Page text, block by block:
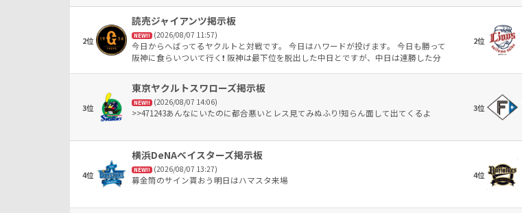
2位
読売ジャイアンツ掲示板
NEW!! (2026/08/07 11:57)
今日からへばってるヤクルトと対戦です。 今日はハワードが投げます。 今日も勝って
阪神に食らいついて行く❗ 阪神は最下位を脱出した中日とですが、中日は連勝した分
が食らう可能性があります。 阪神の新外国人が三振ばかりしてたのが二試合で二本ス
タンドへ放り込みました。 ボコボコ打線横浜のナシオンみたいに救世主になるのかわ
かりませんが要注意です。 残り試合が少なくなっています。 ここからは下位に取りこ
ぼすと苦しくなります。 まだまだ暑さが続いて大変ですが最後の踏ん張りを見せて欲
う❗ ハワード頼むぞ～❗ 今日は、大城、岸田どちらを使うのだろうか❓ 勝つ❗勝つ❗勝つ❗
3位
東京ヤクルトスワローズ掲示板
NEW!! (2026/08/07 14:06)
>>471243あんなにいたのに都合悪いとレス見てみぬふり!知らん面して出てくるよ
4位
横浜DeNAベイスターズ掲示板
NEW!! (2026/08/07 13:27)
募金筒のサイン貰おう明日はハマスタ来場
2位
3位
4位